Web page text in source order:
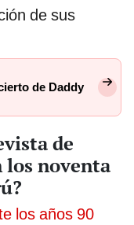
de sus
de Daddy
de
los noventa
los años 90